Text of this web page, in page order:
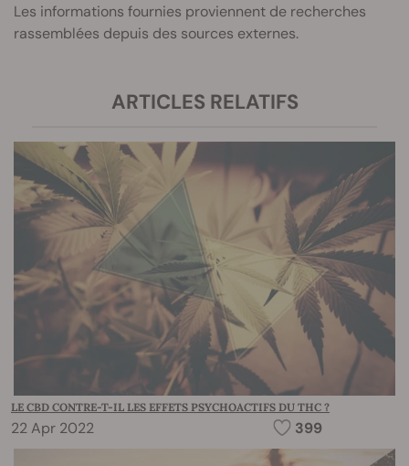
Les informations fournies proviennent de recherches
rassemblées depuis des sources externes.
ARTICLES RELATIFS
LE CBD CONTRE-T-IL LES EFFETS PSYCHOACTIFS DU THC ?
22 Apr 2022 399